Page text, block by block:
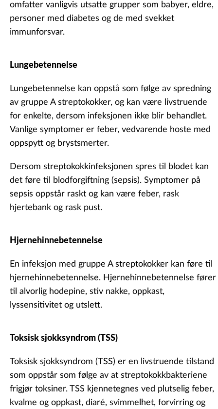
omfatter vanligvis utsatte grupper som babyer, eldre,
personer med diabetes og de med svekket
immunforsvar.
Lungebetennelse
Lungebetennelse kan oppstå som følge av spredning
av gruppe A streptokokker, og kan være livstruende
for enkelte, dersom infeksjonen ikke blir behandlet.
Vanlige symptomer er feber, vedvarende hoste med
oppspytt og brystsmerter.
Dersom streptokokkinfeksjonen spres til blodet kan
det føre til blodforgiftning (sepsis). Symptomer på
sepsis oppstår raskt og kan være feber, rask
hjertebank og rask pust.
Hjernehinnebetennelse
En infeksjon med gruppe A streptokokker kan føre til
hjernehinnebetennelse. Hjernehinnebetennelse fører
til alvorlig hodepine, stiv nakke, oppkast,
lyssensitivitet og utslett.
Toksisk sjokksyndrom (TSS)
Toksisk sjokksyndrom (TSS) er en livstruende tilstand
som oppstår som følge av at streptokokkbakteriene
frigjør toksiner. TSS kjennetegnes ved plutselig feber,
kvalme og oppkast, diaré, svimmelhet, forvirring og